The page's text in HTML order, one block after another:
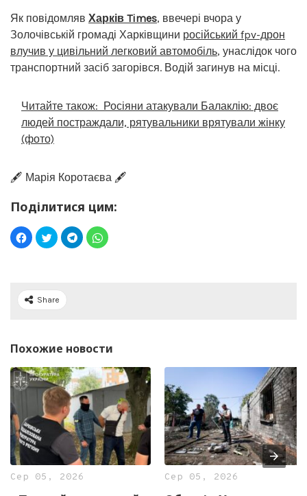
Як повідомляв Харків Times, ввечері вчора у
Золочівській громаді Харківщини російський fpv-дрон
влучив у цивільний легковий автомобіль, унаслідок чого
транспортний засіб загорівся. Водій загинув на місці.
Читайте також: Росіяни атакували Балаклію: двоє
людей постраждали, рятувальники врятували жінку
(фото)
🖋️ Марія Коротаєва 🖋️
Поділитися цим:
Share
Похожие новости
Сер 05, 2026 Сер 05, 2026